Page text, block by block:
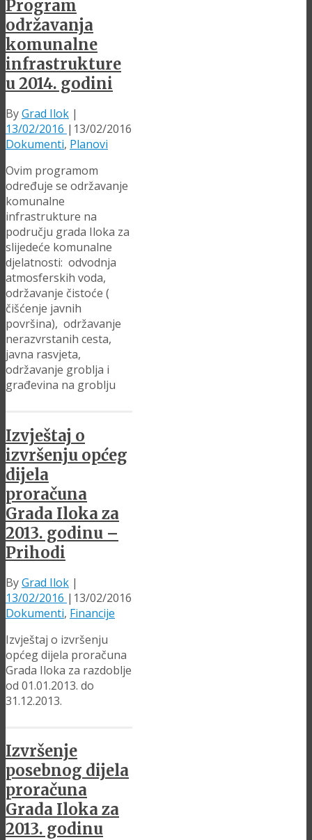
Program
održavanja
komunalne
infrastrukture
u 2014. godini
ByGrad Ilok |
13/02/2016 | 13/02/2016
Dokumenti, Planovi
Ovim programom
određuje se održavanje
komunalne
infrastrukture na
području grada Iloka za
slijedeće komunalne
djelatnosti: odvodnja
atmosferskih voda,
održavanje čistoće (
čišćenje javnih
površina), održavanje
nerazvrstanih cesta,
javna rasvjeta,
održavanje groblja i
građevina na groblju
Izvještaj o
izvršenju općeg
dijela
proračuna
Grada Iloka za
2013. godinu –
Prihodi
ByGrad Ilok |
13/02/2016 | 13/02/2016
Dokumenti, Financije
Izvještaj o izvršenju
općeg dijela proračuna
Grada Iloka za razdoblje
od 01.01.2013. do
31.12.2013.
Izvršenje
posebnog dijela
proračuna
Grada Iloka za
2013. godinu